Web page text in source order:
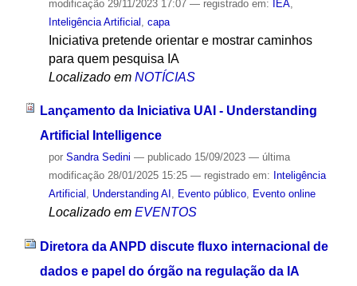
modificação29/11/2023 17:07 — registrado em: IEA,
Inteligência Artificial capa
Iniciativa pretende orientar e mostrar caminhos
para quem pesquisa IA
Localizado em NOTÍCIAS
Lançamento da Iniciativa UAI - Understanding
Artificial Intelligence
por Sandra Sedini — publicado15/09/2023 — última
modificação28/01/2025 15:25 — registrado em: Inteligência
Artificial , Understanding AI , Evento público, Evento online
Localizado em EVENTOS
Diretora da ANPD discute fluxo internacional de
dados e papel do órgão na regulação da IA